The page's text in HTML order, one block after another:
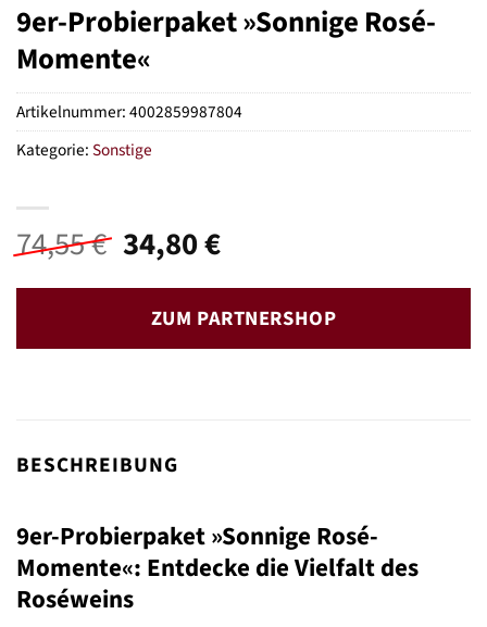
9er-Probierpaket »Sonnige Rosé-
Momente«
74,55€ Ursprünglicher
Preis
war:
74,55 €
34,80€Aktueller
ist:
34,80 €.
ZUM PARTNERSHOP
Artikelnummer:4002859987804
Kategorie:Sonstige
BESCHREIBUNG
9er-Probierpaket »Sonnige Rosé-
Momente«: Entdecke die Vielfalt des
Roséweins